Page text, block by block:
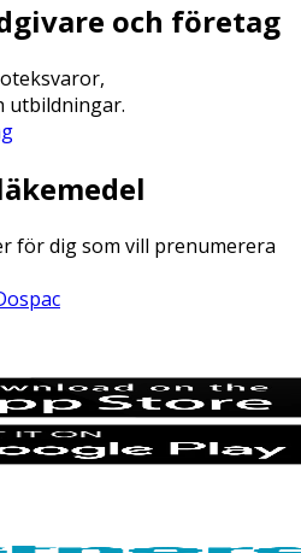
och företag
utbildningar.
för dig som vill prenumerera